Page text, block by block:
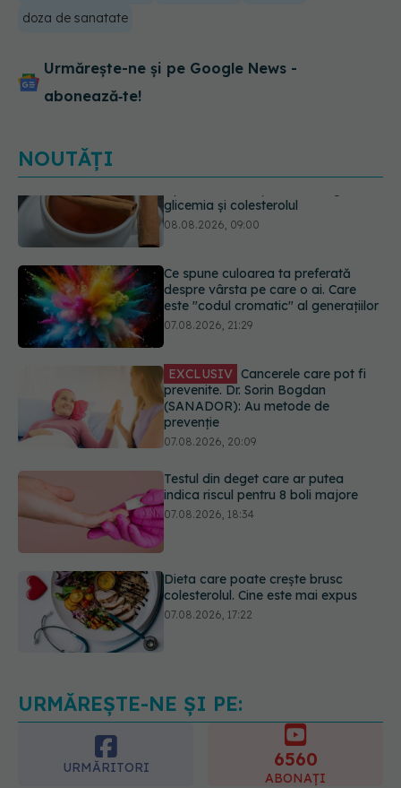
doza de sanatate
Urmărește-ne și pe Google News -
abonează‑te!
NOUTĂȚI
Ce spune culoarea ta preferată
07.08.2026, 21:29
EXCLUSIV Cancerele care pot fi
prevenție
07.08.2026, 20:09
Testul din deget care ar putea
indica riscul pentru 8 boli majore
URMĂREȘTE-NE ȘI PE:
URMĂRITORI 6560
ABONAȚI